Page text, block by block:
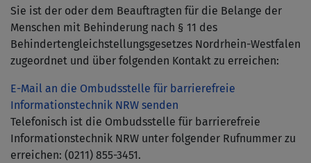
Sie ist der oder dem Beauftragten für die Belange der
Menschen mit Behinderung nach § 11 des
Behindertengleichstellungsgesetzes Nordrhein-Westfalen
zugeordnet und über folgenden Kontakt zu erreichen:
E-Mail an die Ombudsstelle für barrierefreie
Informationstechnik NRW senden
Telefonisch ist die Ombudsstelle für barrierefreie
Informationstechnik NRW unter folgender Rufnummer zu
erreichen: (0211) 855-3451.